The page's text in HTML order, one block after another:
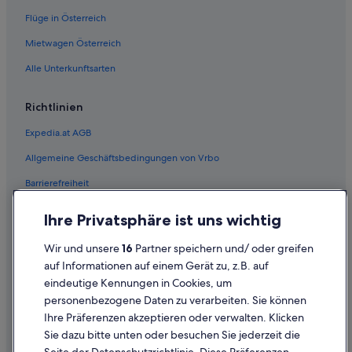
Hotel-Resorts in Payerbach
Payerbach Hotels
Hütten in Payerbach
Safarizelte in Payerbach
Villen in Payerbach
Gasthäuser in Prein an der Rax
Hotels mit Parkplatz in Prein an der Rax
Hotels mit Restaurant in Prein an der Rax
Hotels mit Wellnessbereich in Prein an der Rax
Prein an der Rax Hotels
Hütten in Prein an der Rax
Pensionen in Prein an der Rax
Flüge in Österreich
Mietwagen Österreich
Alle Unterkunftsarten
Richtlinien
Expedia.at AGB
Allgemeine Geschäftsbedingungen von Vrbo
Barrierefreiheit
Rechtliche Hinweise/Kontakt
Inhaltsrichtlinien und Melden von Inhalten
Hilfe
Ihre Privatsphäre ist uns wichtig
Wir und unsere16 Partner speichern und/ oder greifen
auf Informationen auf einem Gerät zu, z.B. auf
eindeutige Kennungen in Cookies, um
personenbezogene Daten zu verarbeiten. Sie können
Ihre Präferenzen akzeptieren oder verwalten. Klicken
Sie dazu bitte unten oder besuchen Sie jederzeit die